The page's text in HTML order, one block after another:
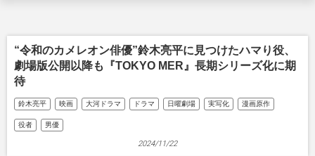
“令和のカメレオン俳優”鈴木亮平に見つけたハマり役、
劇場版公開以降も『TOKYO MER』長期シリーズ化に期
待
鈴木亮平 映画 大河ドラマ ドラマ 日曜劇場 実写化 漫画原作
役者 男優
2024/11/22